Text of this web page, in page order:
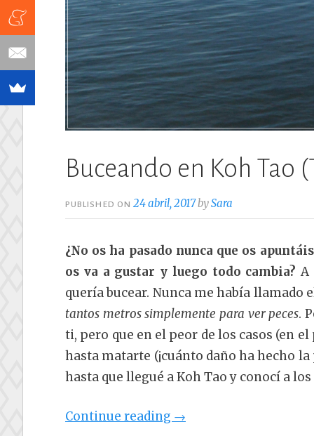
Buceando en Koh Tao
PUBLISHED ON24 abril, 2017bySara
¿No os ha pasado nunca que os
os va a gustar y luego todo cambia? A
quería bucear. Nunca me había llamado
tantos metros simplemente para ver peces.
ti, pero que en el peor de los casos (en
hasta matarte (¡cuánto daño ha hecho
hasta que llegué a Koh Tao y conocí a los
Continue reading «Buceando
→